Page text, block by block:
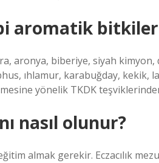
aromatik
aronya, biberiye, siyah
ıhlamur, karabuğday, kekik,
yönelik TKDK
nasıl olunur?
almak gerekir. Eczacılık